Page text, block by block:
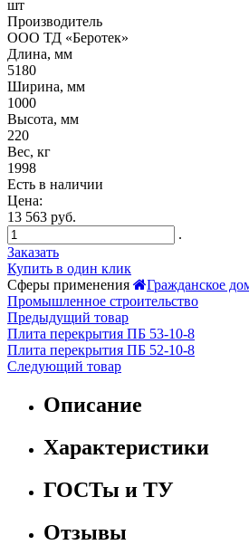
шт
Производитель
ООО ТД «Беротек»
Длина, мм
5180
Ширина, мм
1000
Высота, мм
220
Вес, кг
1998
Есть в наличии
Цена:
13 563 руб.
.
Заказать
Купить в один клик
Сферы применения
Гражданское
Промышленное строительство
Предыдущий товар
Плита перекрытия ПБ 53-10-8
Плита перекрытия ПБ 52-10-8
Следующий товар
Описание
Характеристики
ГОСТы и ТУ
Отзывы